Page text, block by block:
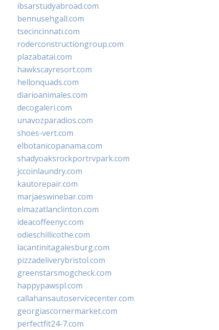
ibsarstudyabroad.com
bennusehgall.com
tsecincinnati.com
roderconstructiongroup.com
plazabatai.com
hawkscayresort.com
hellonquads.com
diarioanimales.com
decogaleri.com
unavozparadios.com
shoes-vert.com
elbotanicopanama.com
shadyoaksrockportrvpark.com
jccoinlaundry.com
kautorepair.com
marjaeswinebar.com
elmazatlanclinton.com
ideacoffeenyc.com
odieschillicothe.com
lacantinitagalesburg.com
pizzadeliverybristol.com
greenstarsmogcheck.com
happypawspl.com
callahansautoservicecenter.com
georgiascornermarket.com
perfectfit24-7.com